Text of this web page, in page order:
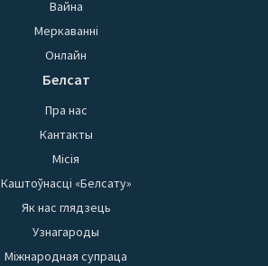
Вайна
Меркаванні
Онлайн
Белсат
Пра нас
Кантакты
Місія
Каштоўнасці «Белсату»
Як нас глядзець
Узнагароды
Міжнародная супраца